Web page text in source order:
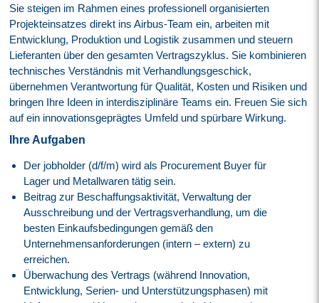
Sie steigen im Rahmen eines professionell organisierten
Projekteinsatzes direkt ins Airbus-Team ein, arbeiten mit
Entwicklung, Produktion und Logistik zusammen und steuern
Lieferanten über den gesamten Vertragszyklus. Sie kombinieren
technisches Verständnis mit Verhandlungsgeschick,
übernehmen Verantwortung für Qualität, Kosten und Risiken und
bringen Ihre Ideen in interdisziplinäre Teams ein. Freuen Sie sich
auf ein innovationsgeprägtes Umfeld und spürbare Wirkung.
Ihre Aufgaben
Der jobholder (d/f/m) wird als Procurement Buyer für
Lager und Metallwaren tätig sein.
Beitrag zur Beschaffungsaktivität, Verwaltung der
Ausschreibung und der Vertragsverhandlung, um die
besten Einkaufsbedingungen gemäß den
Unternehmensanforderungen (intern – extern) zu
erreichen.
Überwachung des Vertrags (während Innovation,
Entwicklung, Serien- und Unterstützungsphasen) mit